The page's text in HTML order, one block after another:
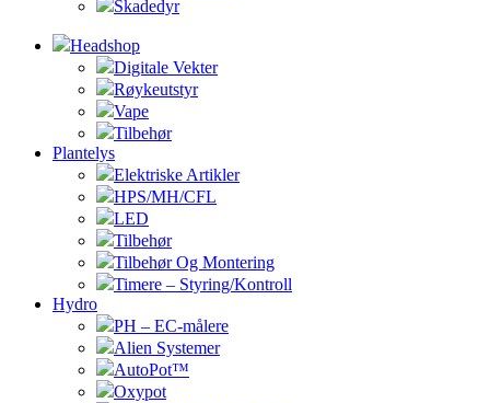
Skadedyr
Headshop
Digitale Vekter
Røykeutstyr
Vape
Tilbehør
Plantelys
Elektriske Artikler
HPS/MH/CFL
LED
Tilbehør
Tilbehør Og Montering
Timere – Styring/Kontroll
Hydro
PH – EC-målere
Alien Systemer
AutoPot™
Oxypot